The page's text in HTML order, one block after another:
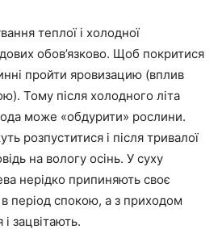
теплої і холодної
обов’язково. Щоб покритися
пройти яровизацию (вплив
Тому після холодного літа
може «обдурити» рослини.
розпуститися і після тривалої
на вологу осінь. У суху
нерідко припиняють своє
період спокою, а з приходом
зацвітають.